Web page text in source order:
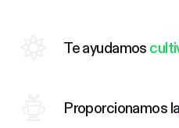
Te ayudamos
Proporcionamos la